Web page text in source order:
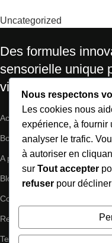
Uncategorized
Des formules
sensorielle unique
visiblement la
Accueil
Boutique
A propos
Blog
Contactez-nous
Refund
Terms of use
Nous respectons
Les cookies nous
expérience, à fournir
analyser le trafic.
à autoriser en
sur Tout accepter
refuser pour